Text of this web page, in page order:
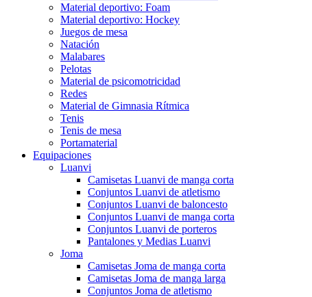
Material deportivo: Foam
Material deportivo: Hockey
Juegos de mesa
Natación
Malabares
Pelotas
Material de psicomotricidad
Redes
Material de Gimnasia Rítmica
Tenis
Tenis de mesa
Portamaterial
Equipaciones
Luanvi
Camisetas Luanvi de manga corta
Conjuntos Luanvi de atletismo
Conjuntos Luanvi de baloncesto
Conjuntos Luanvi de manga corta
Conjuntos Luanvi de porteros
Pantalones y Medias Luanvi
Joma
Camisetas Joma de manga corta
Camisetas Joma de manga larga
Conjuntos Joma de atletismo